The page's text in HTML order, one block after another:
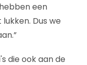
een
Dus we
die ook aan de